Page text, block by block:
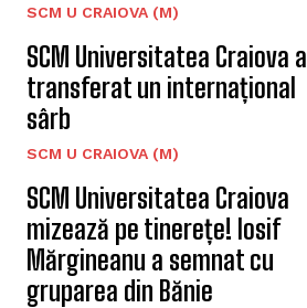
SCM U CRAIOVA (M)
SCM Universitatea Craiova a
transferat un internațional
sârb
SCM U CRAIOVA (M)
SCM Universitatea Craiova
mizează pe tinerețe! Iosif
Mărgineanu a semnat cu
gruparea din Bănie